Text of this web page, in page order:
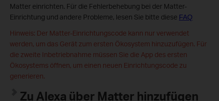
Matter einrichten. Für die Fehlerbehebung bei der Matter-
Einrichtung und andere Probleme, lesen Sie bitte diese FAQ
Hinweis: Der Matter-Einrichtungscode kann nur verwendet
werden, um das Gerät zum ersten Ökosystem hinzuzufügen. Für
die zweite Inbetriebnahme müssen Sie die App des ersten
Ökosystems öffnen, um einen neuen Einrichtungscode zu
generieren.
Zu Alexa über Matter hinzufügen